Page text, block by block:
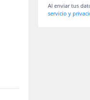
Al enviar tus
servicio y